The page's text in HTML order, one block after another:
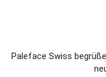
Paleface Swiss